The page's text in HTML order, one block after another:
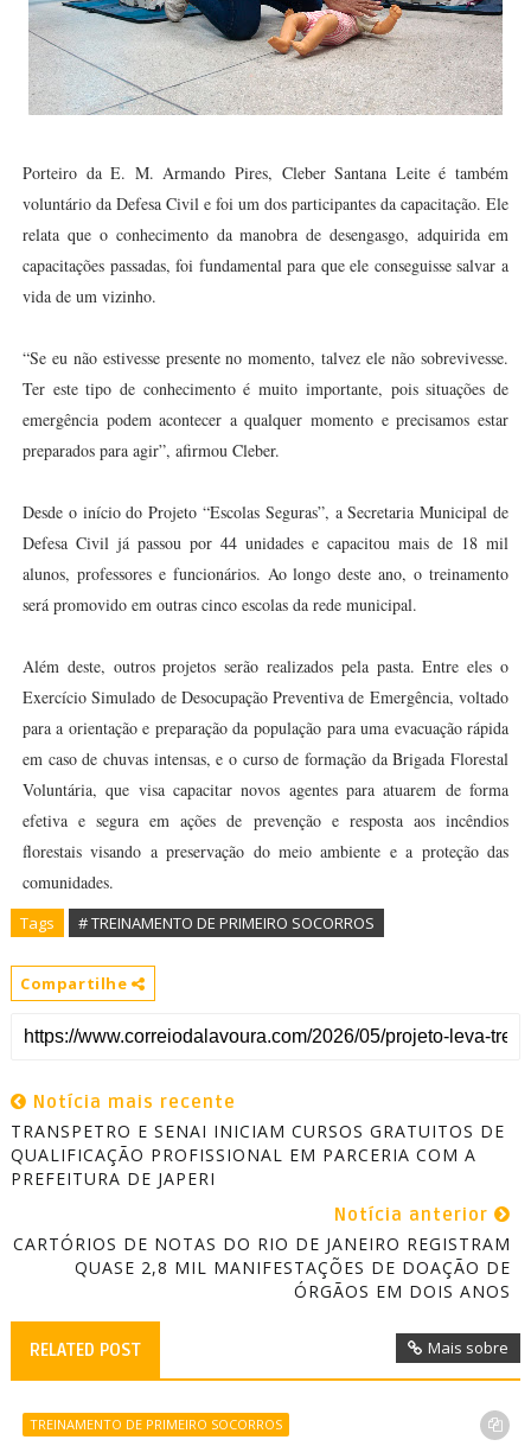
Porteiro da E. M. Armando Pires, Cleber Santana Leite é também
voluntário da Defesa Civil e foi um dos participantes da capacitação. Ele
relata que o conhecimento da manobra de desengasgo, adquirida em
capacitações passadas, foi fundamental para que ele conseguisse salvar a
vida de um vizinho.
“Se eu não estivesse presente no momento, talvez ele não sobrevivesse.
Ter este tipo de conhecimento é muito importante, pois situações de
emergência podem acontecer a qualquer momento e precisamos estar
preparados para agir”, afirmou Cleber.
Desde o início do Projeto “Escolas Seguras”, a Secretaria Municipal de
Defesa Civil já passou por 44 unidades e capacitou mais de 18 mil
alunos, professores e funcionários. Ao longo deste ano, o treinamento
será promovido em outras cinco escolas da rede municipal.
Além deste, outros projetos serão realizados pela pasta. Entre eles o
Exercício Simulado de Desocupação Preventiva de Emergência, voltado
para a orientação e preparação da população para uma evacuação rápida
em caso de chuvas intensas, e o curso de formação da Brigada Florestal
Voluntária, que visa capacitar novos agentes para atuarem de forma
efetiva e segura em ações de prevenção e resposta aos incêndios
florestais visando a preservação do meio ambiente e a proteção das
comunidades.
Tags # TREINAMENTO DE PRIMEIRO SOCORROS
Compartilhe
Notícia mais recente
TRANSPETRO E SENAI INICIAM CURSOS GRATUITOS DE
QUALIFICAÇÃO PROFISSIONAL EM PARCERIA COM A
PREFEITURA DE JAPERI
Notícia anterior
CARTÓRIOS DE NOTAS DO RIO DE JANEIRO REGISTRAM
QUASE 2,8 MIL MANIFESTAÇÕES DE DOAÇÃO DE
ÓRGÃOS EM DOIS ANOS
RELATED POST Mais sobre
TREINAMENTO DE PRIMEIRO SOCORROS